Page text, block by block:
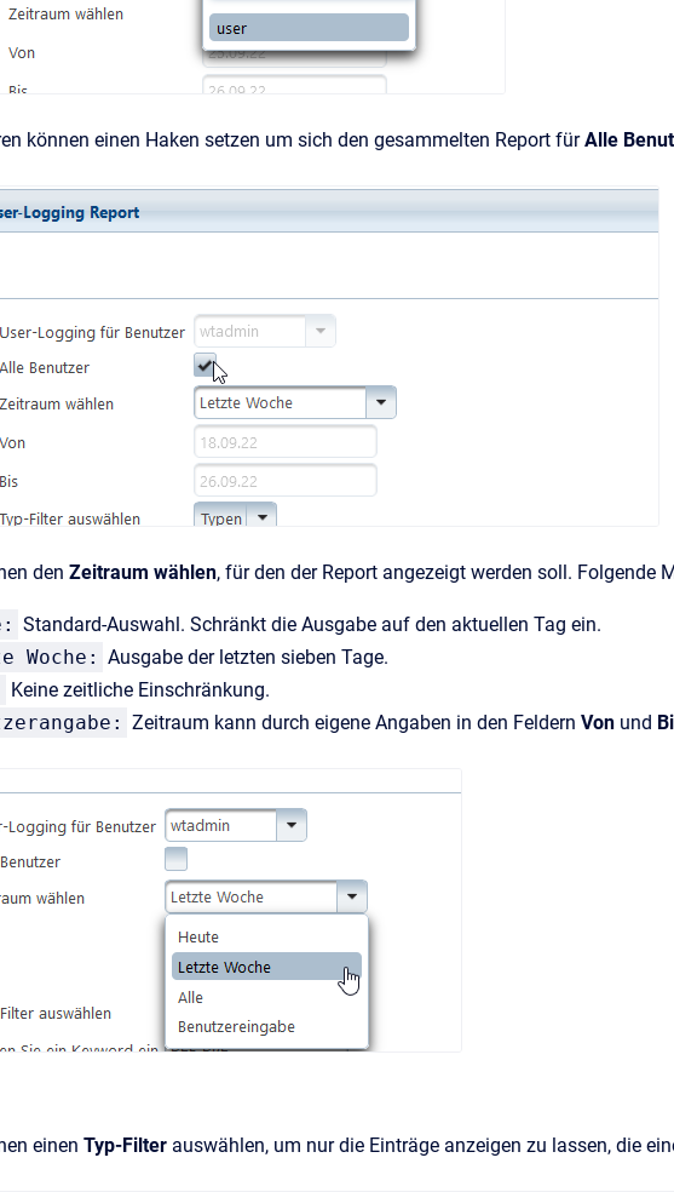
können einen Haken setzen um sich den gesammelten Report fürAlle
den Zeitraum wählen, für den der Report angezeigt werden soll. Folgende
Standard-Auswahl. Schränkt die Ausgabe auf den aktuellen Tag ein.
Woche: Ausgabe der letzten sieben Tage.
Keine zeitliche Einschränkung.
Zeitraum kann durch eigene Angaben in den Feldern Von und
einen Typ-Filter auswählen, um nur die Einträge anzeigen zu lassen, die